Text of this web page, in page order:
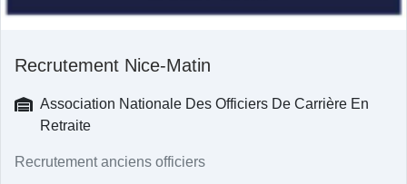
Recrutement Nice-Matin
Association Nationale Des Officiers De Carrière En
Retraite
Recrutement anciens officiers